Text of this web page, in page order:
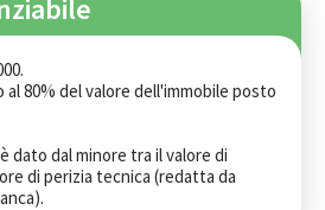
80% del valore dell'immobile posto
dato dal minore tra il valore di
di perizia tecnica (redatta da